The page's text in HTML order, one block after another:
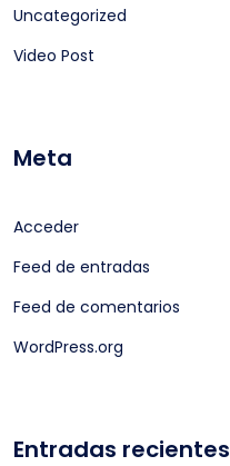
Uncategorized
Video Post
Meta
Acceder
Feed de entradas
Feed de comentarios
WordPress.org
Entradas recientes